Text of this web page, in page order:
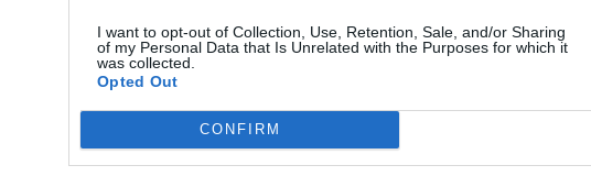
I want to opt-out of Collection, Use, Retention, Sale, and/or Sharing
of my Personal Data that Is Unrelated with the Purposes for which it
was collected.
Opted Out
CONFIRM
τη μεγαλύτερη άνοδο κατέγραψαν οι μετοχές της
της Motor Oil (+1,20%) και της Elvalhalcor (+0,98%).
σημείωσαν οι μετοχές του ΟΛΠ (-5,82%), της Εθνικής (-3,96%)